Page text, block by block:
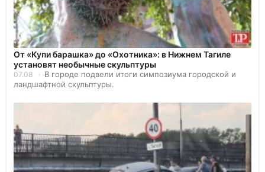
От «Купи барашка» до «Охотника»: в Нижнем Тагиле
установят необычные скульптуры
07.08
В городе подвели итоги симпозиума городской и
ландшафтной скульптуры.